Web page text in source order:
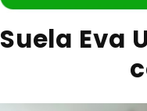
Suela Eva